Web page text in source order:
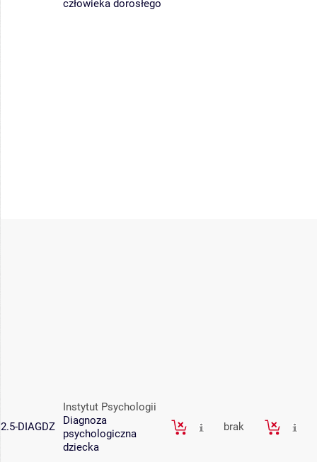
człowieka dorosłego
2.5-DIAGDZ
Instytut Psychologii
Diagnoza
psychologiczna
dziecka
brak